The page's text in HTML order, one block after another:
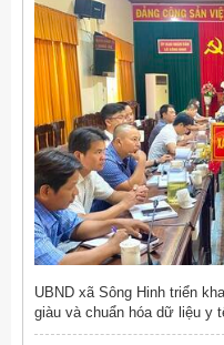
UBND xã Sông Hinh triển
giàu và chuẩn hóa dữ liệu y